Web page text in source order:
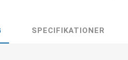
SPECIFIKATIONER